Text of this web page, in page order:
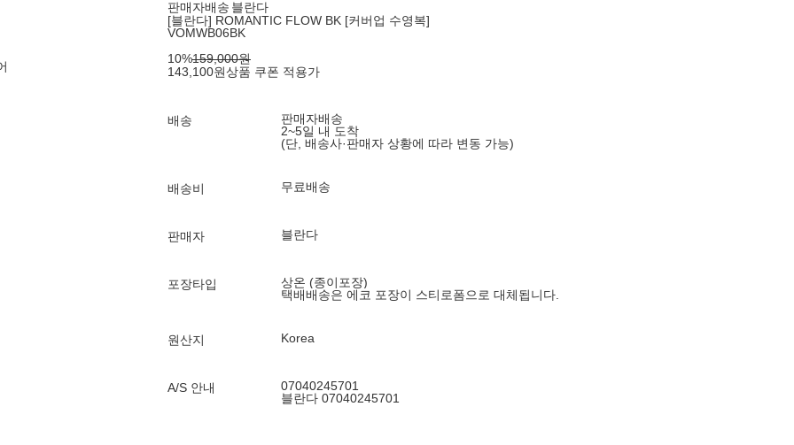
판매자배송 블란다
[블란다] ROMANTIC FLOW BK [커버업 수영복]
VOMWB06BK
10%159,000원
143,100원상품 쿠폰 적용가
배송
판매자배송
2~5일 내 도착
(단, 배송사·판매자 상황에 따라 변동 가능)
배송비 무료배송
판매자 블란다
포장타입
상온 (종이포장)
택배배송은 에코 포장이 스티로폼으로 대체됩니다.
원산지 Korea
A/S 안내
07040245701
블란다 07040245701